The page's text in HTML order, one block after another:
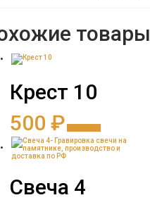
товары
Крест 10
500 ₽
Свеча 4